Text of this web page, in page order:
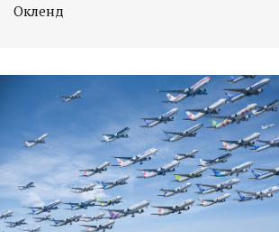
Окленд